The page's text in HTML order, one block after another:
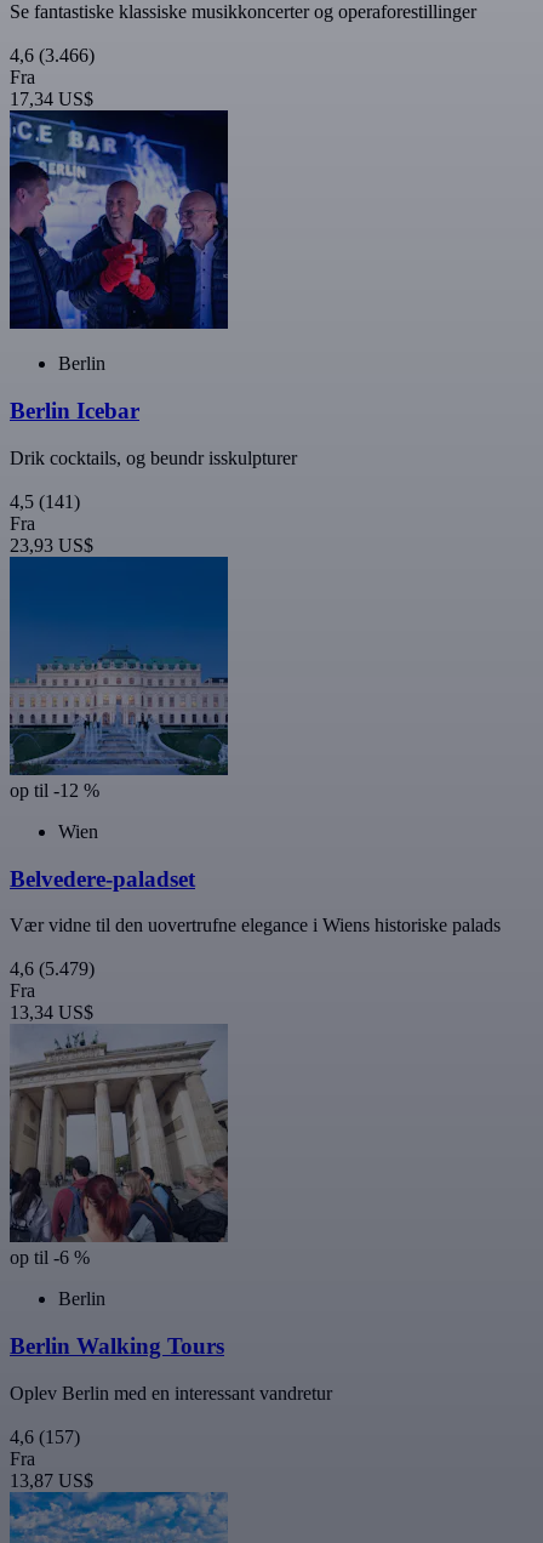
Se fantastiske klassiske musikkoncerter og operaforestillinger
4,6 (3.466)
Fra
17,34 US$
Berlin
Berlin Icebar
Drik cocktails, og beundr isskulpturer
4,5 (141)
Fra
23,93 US$
op til -12 %
Wien
Belvedere-paladset
Vær vidne til den uovertrufne elegance i Wiens historiske palads
4,6 (5.479)
Fra
13,34 US$
op til -6 %
Berlin
Berlin Walking Tours
Oplev Berlin med en interessant vandretur
4,6 (157)
Fra
13,87 US$